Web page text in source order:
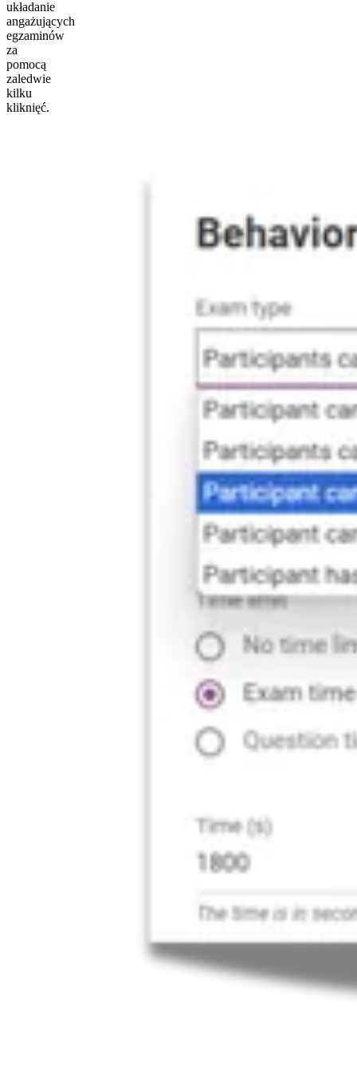
układanie
angażujących
egzaminów
za
pomocą
zaledwie
kilku
kliknięć.